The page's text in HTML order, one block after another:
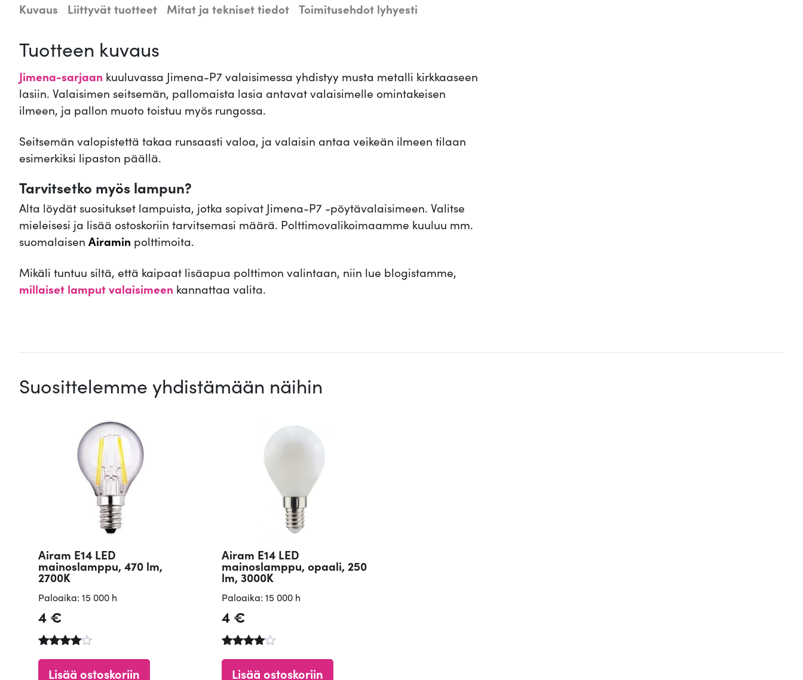
e
-
ä
ä
Kuvaus Liittyvät tuotteet Mitat ja tekniset tiedot Toimitusehdot lyhyesti
Tuotteen kuvaus
Jimena-sarjaan kuuluvassa Jimena-P7 valaisimessa yhdistyy musta metalli kirkkaaseen
lasiin. Valaisimen seitsemän, pallomaista lasia antavat valaisimelle omintakeisen
ilmeen, ja pallon muoto toistuu myös rungossa.
Seitsemän valopistettä takaa runsaasti valoa, ja valaisin antaa veikeän ilmeen tilaan
esimerkiksi lipaston päällä.
Tarvitsetko myös lampun?
Alta löydät suositukset lampuista, jotka sopivat Jimena-P7 -pöytävalaisimeen. Valitse
mieleisesi ja lisää ostoskoriin tarvitsemasi määrä. Polttimovalikoimaamme kuuluu mm.
suomalaisen Airamin polttimoita.
Mikäli tuntuu siltä, että kaipaat lisäapua polttimon valintaan, niin lue blogistamme,
millaiset lamput valaisimeen kannattaa valita.
Suosittelemme yhdistämään näihin
Airam E14 LED
mainoslamppu, 470 lm,
2700K
Paloaika: 15 000 h
4 €
tuotteesta
Lisää ostoskoriin
Airam E14 LED
mainoslamppu, opaali, 250
lm, 3000K
Paloaika: 15 000 h
4 €
tuotteest
Lisää ostoskoriin